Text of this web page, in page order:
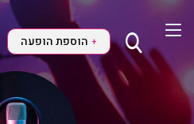
+ הוספת הופעה